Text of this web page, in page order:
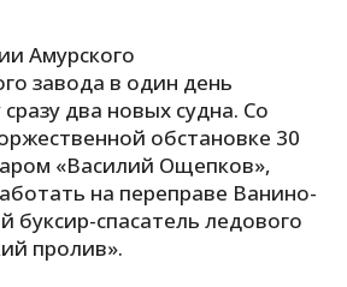
П
Амурского
завода в один день
два новых судна. Со
обстановке 30
«Василий Ощепков»,
на переправе Ванино-
спасатель ледового
пролив».